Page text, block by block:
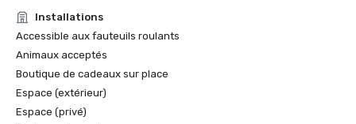
Installations
Accessible aux fauteuils roulants
Animaux acceptés
Boutique de cadeaux sur place
Espace (extérieur)
Espace (privé)